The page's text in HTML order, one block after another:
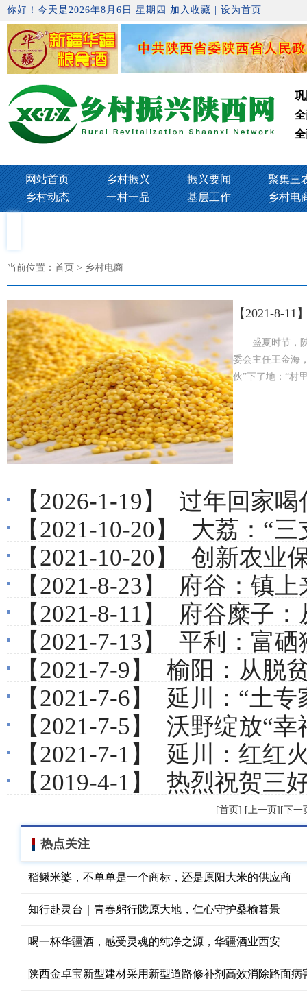
你好！今天是2026年8月6日 星期四 加入收藏 设为首页
网站首页 乡村振兴 振兴要闻
聚集三
乡村动态
一村一品 基层工作 乡村电
当前位置： 首页> 乡村电商
【2021-8-11
盛夏时节，
委会主任王金海
伙”下了地：“村
【2026-1-19】
过年回家喝
【2021-10-20】
大荔：“三
【2021-10-20】
创新农业
【2021-8-23】
府谷：镇上
【2021-8-11】
府谷糜子：
【2021-7-13】
平利：富硒
【2021-7-9】
榆阳：从脱
【2021-7-6】
延川：“土专
【2021-7-5】
沃野绽放“幸福花
【2021-7-1】
延川：红红
【2019-4-1】
热烈祝贺三
[首页] [上一页][下一
热点关注
稻鳅米婆，不单单是一个商标，还是原阳大米的供应商
知行赴灵台｜青春躬行陇原大地，仁心守护桑榆暮景
喝一杯华疆酒，感受灵魂的纯净之源，华疆酒业西安
陕西金卓宝新型建材采用新型道路修补剂高效消除路面病